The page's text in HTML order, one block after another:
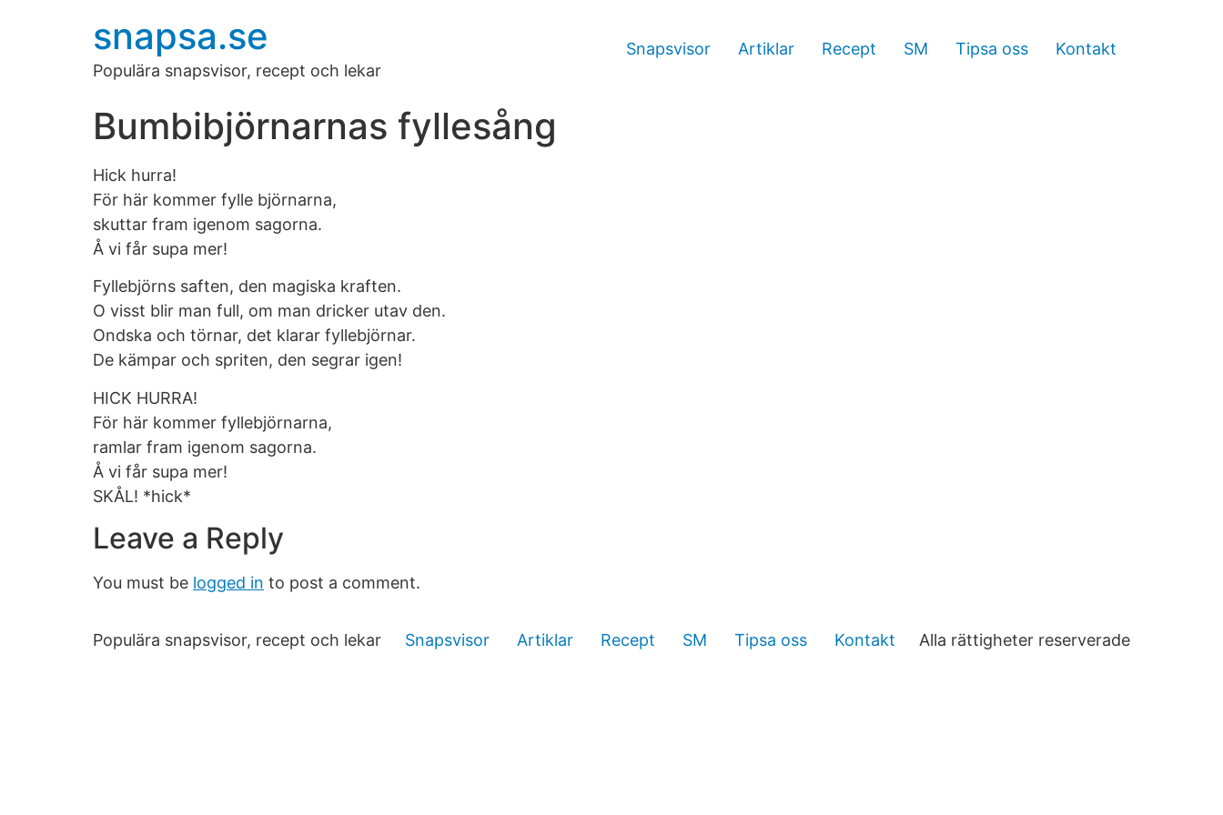
snapsa.se
Populära snapsvisor, recept och lekar
Snapsvisor Artiklar Recept SM Tipsa oss Kontakt
Bumbibjörnarnas fyllesång
Hick hurra!
För här kommer fylle björnarna,
skuttar fram igenom sagorna.
Å vi får supa mer!
Fyllebjörns saften, den magiska kraften.
O visst blir man full, om man dricker utav den.
Ondska och törnar, det klarar fyllebjörnar.
De kämpar och spriten, den segrar igen!
HICK HURRA!
För här kommer fyllebjörnarna,
ramlar fram igenom sagorna.
Å vi får supa mer!
SKÅL! *hick*
Leave a Reply
You must be logged in to post a comment.
Populära snapsvisor, recept och lekar Snapsvisor Artiklar Recept SM Tipsa oss Kontakt Alla rättigheter reserverade